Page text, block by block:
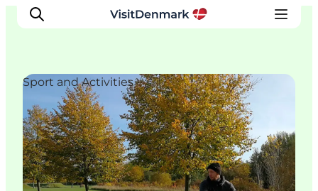
Ispirazioni
Dove andare
Cosa fare
Dove dormire
Sport and Activities